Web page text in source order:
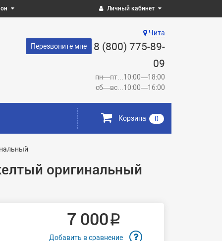
Личный кабинет
Чита
Перезвоните мне
8 (800) 775-89-
09
пн—пт...10:00—18:00
сб—вс...10:00—16:00
Корзина 0
оригинальный
7 000 ₽
Добавить в сравнение